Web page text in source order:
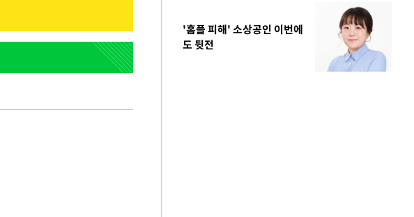
'홈플 피해' 소상공인 이번에
도 뒷전